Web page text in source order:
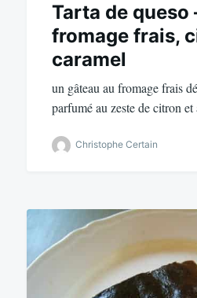
Tarta de queso
fromage frais,
caramel
un gâteau au fromage frais
parfumé au zeste de citron et
Christophe Certain